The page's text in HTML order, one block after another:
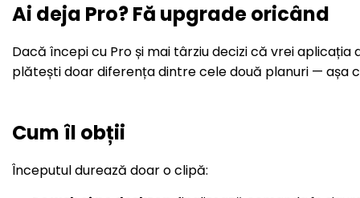
Ai deja Pro? Fă upgrade oricând
Dacă începi cu Pro și mai târziu decizi că vrei
plătești doar diferența dintre cele două planuri — așa
Cum îl obții
Începutul durează doar o clipă: